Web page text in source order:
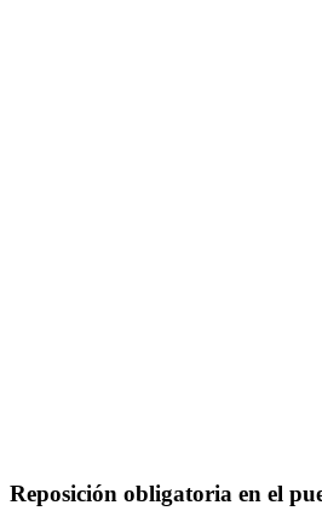
Reposición obligatoria en el